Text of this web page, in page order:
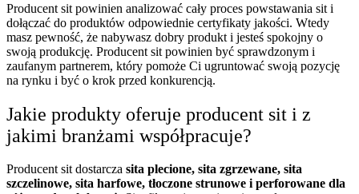
Producent sit powinien analizować cały proces powstawania sit i
dołączać do produktów odpowiednie certyfikaty jakości. Wtedy
masz pewność, że nabywasz dobry produkt i jesteś spokojny o
swoją produkcję. Producent sit powinien być sprawdzonym i
zaufanym partnerem, który pomoże Ci ugruntować swoją pozycję
na rynku i być o krok przed konkurencją.
Jakie produkty oferuje producent sit i z
jakimi branżami współpracuje?
Producent sit dostarcza sita plecione, sita zgrzewane, sita
szczelinowe, sita harfowe, tłoczone strunowe i perforowane dla